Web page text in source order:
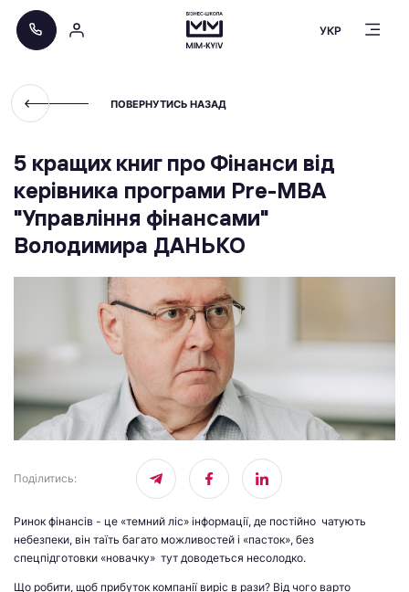
УКР
ПОВЕРНУТИСЬ НАЗАД
5 кращих книг про Фінанси від
керівника програми Pre-MBA
"Управління фінансами"
Володимира ДАНЬКО
Поділитись:
Ринок фінансів - це «темний ліс» інформації, де постійно чатують
небезпеки, він таїть багато можливостей і «пасток», без
спецпідготовки «новачку» тут доводеться несолодко.
Що робити, щоб прибуток компанії виріс в рази? Від чого варто